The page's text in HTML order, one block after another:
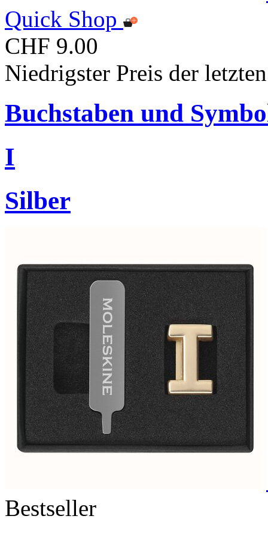
Quick Shop
CHF 9.00
Niedrigster Preis der
Buchstaben und
I
Silber
Bestseller